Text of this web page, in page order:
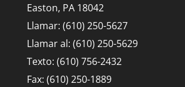
Easton, PA 18042
Llamar: (610) 250-5627
Llamar al: (610) 250-5629
Texto: (610) 756-2432
Fax: (610) 250-1889